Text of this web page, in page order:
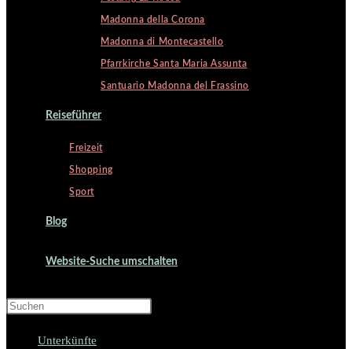
Madonna della Corona
Madonna di Montecastello
Pfarrkirche Santa Maria Assunta
Santuario Madonna del Frassino
Reiseführer
Freizeit
Shopping
Sport
Blog
Website-Suche umschalten
Unterkünfte